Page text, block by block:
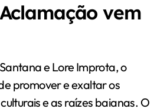
vem
e Lore Improta, o
promover e exaltar os
e as raízes baianas. O